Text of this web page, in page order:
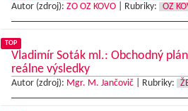
Autor (zdroj): ZO OZ KOVO| Rubriky: OZ
TOP
Vladimír Soták ml.: Obchodný
reálne výsledky
Autor (zdroj): Mgr. M. Jančovič| Rubriky: